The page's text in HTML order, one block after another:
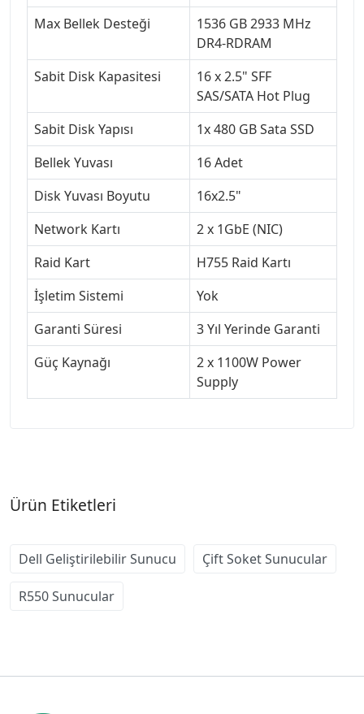
Max Bellek Desteği
1536 GB 2933 MHz
DR4-RDRAM
Sabit Disk Kapasitesi
16 x 2.5" SFF
SAS/SATA Hot Plug
Sabit Disk Yapısı
1x 480 GB Sata SSD
Bellek Yuvası
16 Adet
Disk Yuvası Boyutu
16x2.5"
Network Kartı
2 x 1GbE (NIC)
Raid Kart
H755 Raid Kartı
İşletim Sistemi
Yok
Garanti Süresi
3 Yıl Yerinde Garanti
Güç Kaynağı
2 x 1100W Power
Supply
Ürün Etiketleri
Dell Geliştirilebilir Sunucu Çift Soket Sunucular
R550 Sunucular